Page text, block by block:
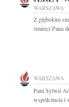
WARSZAWA
Z głębokim
śmierci Pana
WARSZAWA
Pani Sylwii
współczucia i